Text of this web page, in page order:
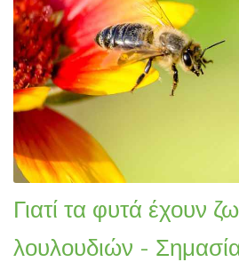
Γιατί τα φυτά έχουν
λουλουδιών -